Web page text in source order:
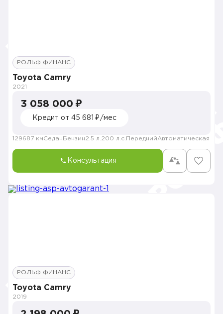
РОЛЬФ ФИНАНС
Toyota Camry
2021
3 058 000 ₽
Кредит от 45 681 ₽/мес
129687 кмСедан Бензин2.5 л. 200 л.с. ПереднийАвтоматическая
Консультация
РОЛЬФ ФИНАНС
Toyota Camry
2019